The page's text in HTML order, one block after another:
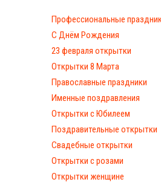
Профессиональные
С Днём Рождения
23 февраля открытки
Открытки 8 Марта
Православные праздники
Именные поздравления
Открытки с Юбилеем
Поздравительные открытки
Свадебные открытки
Открытки с розами
Открытки женщине